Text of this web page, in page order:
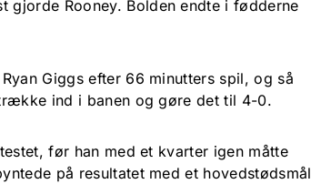
gjorde Rooney. Bolden endte i fødderne
Giggs efter 66 minutters spil, og så
ind i banen og gøre det til 4-0.
før han med et kvarter igen måtte
på resultatet med et hovedstødsmål